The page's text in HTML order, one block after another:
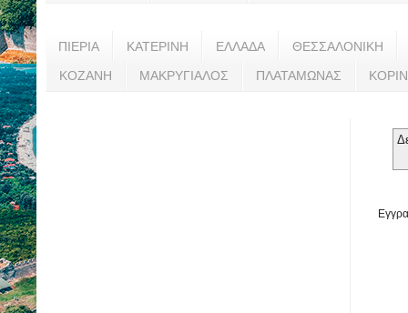
ΠΙΕΡΙΑ ΚΑΤΕΡΙΝΗ ΕΛΛΑΔΑ ΘΕΣΣΑΛΟΝΙΚΗ
ΚΟΖΑΝΗ ΜΑΚΡΥΓΙΑΛΟΣ ΠΛΑΤΑΜΩΝΑΣ